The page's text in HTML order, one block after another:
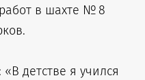
в шахте № 8
детстве я учился